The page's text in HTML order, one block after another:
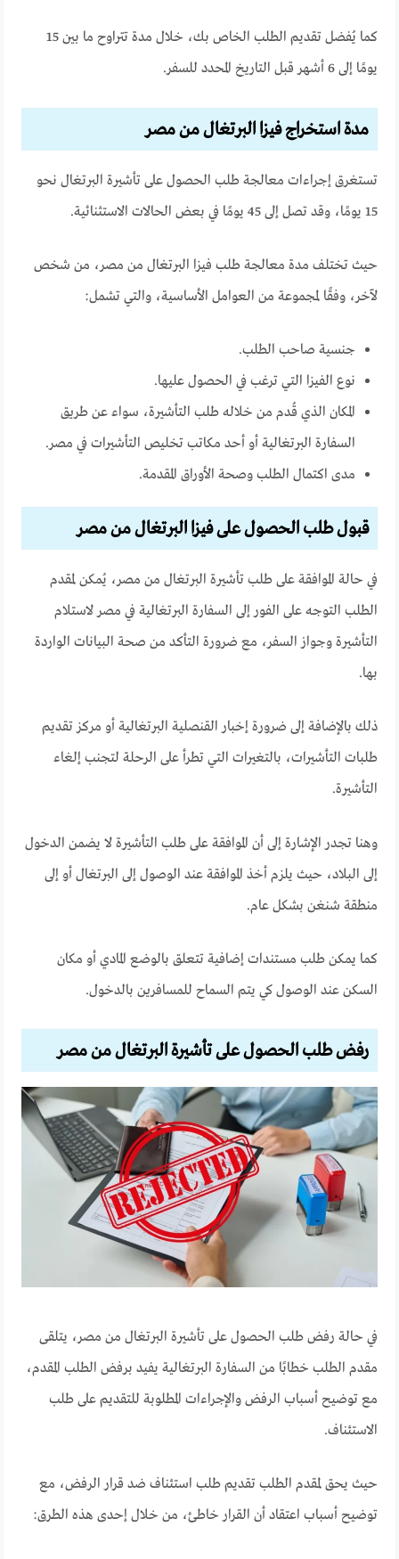
كما يُفضل تقديم الطلب الخاص بك، خلال مدة تتراوح ما بين 15
يومًا إلى 6 أشهر قبل التاريخ المحدد للسفر.
مدة استخراج فيزا البرتغال من مصر
تستغرق إجراءات معالجة طلب الحصول على تأشيرة البرتغال نحو
15 يومًا، وقد تصل إلى 45 يومًا في بعض الحالات الاستثنائية.
حيث تختلف مدة معالجة طلب فيزا البرتغال من مصر، من شخص
لآخر، وفقًا لمجموعة من العوامل الأساسية، والتي تشمل:
جنسية صاحب الطلب.
نوع الفيزا التي ترغب في الحصول عليها.
المكان الذي قُدم من خلاله طلب التأشيرة، سواء عن طريق
السفارة البرتغالية أو أحد مكاتب تخليص التأشيرات في مصر.
مدى اكتمال الطلب وصحة الأوراق المقدمة.
قبول طلب الحصول على فيزا البرتغال من مصر
في حالة الموافقة على طلب تأشيرة البرتغال من مصر، يُمكن لمقدم
الطلب التوجه على الفور إلى السفارة البرتغالية في مصر لاستلام
التأشيرة وجواز السفر، مع ضرورة التأكد من صحة البيانات الواردة
بها.
ذلك بالإضافة إلى ضرورة إخبار القنصلية البرتغالية أو مركز تقديم
طلبات التأشيرات، بالتغيرات التي تطرأ على الرحلة لتجنب إلغاء
التأشيرة.
وهنا تجدر الإشارة إلى أن الموافقة على طلب التأشيرة لا يضمن الدخول
إلى البلاد، حيث يلزم أخذ الموافقة عند الوصول إلى البرتغال أو إلى
منطقة شنغن بشكل عام.
كما يمكن طلب مستندات إضافية تتعلق بالوضع المادي أو مكان
السكن عند الوصول كي يتم السماح للمسافرين بالدخول.
رفض طلب الحصول على تأشيرة البرتغال من مصر
في حالة رفض طلب الحصول على تأشيرة البرتغال من مصر، يتلقى
مقدم الطلب خطابًا من السفارة البرتغالية يفيد برفض الطلب المقدم،
مع توضيح أسباب الرفض والإجراءات المطلوبة للتقديم على طلب
الاستئناف.
حيث يحق لمقدم الطلب تقديم طلب استئناف ضد قرار الرفض، مع
توضيح أسباب اعتقاد أن القرار خاطئ، من خلال إحدى هذه الطرق: